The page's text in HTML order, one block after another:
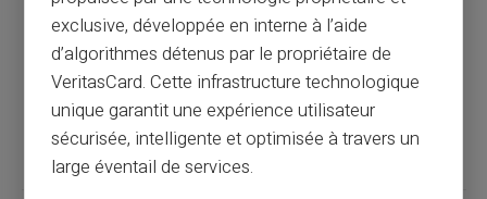
La carte prépayée : un outil efficace pour
gérer les dépenses familiales
Article suivant
exclusive, développée en interne à l’aide
d’algorithmes détenus par le propriétaire de
VeritasCard. Cette infrastructure technologique
unique garantit une expérience utilisateur
sécurisée, intelligente et optimisée à travers un
large éventail de services.